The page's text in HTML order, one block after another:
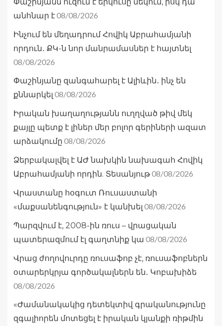
Փաշինյանն ուզում է երկուսը մեկում, իսկ դա
անհնար է08/08/2026
Ինչում են մեղադրում Հովիկ Աբրահամյանի
որդուն․ ՔԿ-ն նոր մանրամասներ է հայտնել
08/08/2026
Փաշինյանը զանգահարել է Ալիևին․ ինչ են
քննարկել 08/08/2026
Իրական խաղաղությանն ուղղված թիվ մեկ
քայլը պետք է լիներ մեր բոլոր գերիների ազատ
արձակումը 08/08/2026
Ձերբակալվել է ԱԺ նախկին նախագահ Հովիկ
Աբրահամյանի որդին. Տեսանյութ08/08/2026
Վրաստանը հօգուտ Ռուսաստանի
«մաքսանենգություն» է կանխել 08/08/2026
Պարզվում է, 2008-ին ռուս – վրացական
պատերազմում էլ գաղտնիք կա 08/08/2026
Վրաց ժողովուրդը ռուսաֆոբ չէ, ռուսաֆոբներն
օտարերկրյա գործակալներն են․ Կոբախիձե
08/08/2026
«Ժամանակակից դետեկտիվ գրականությունը
զգալիորեն մոտեցել է իրական կյանքի ռիթմին